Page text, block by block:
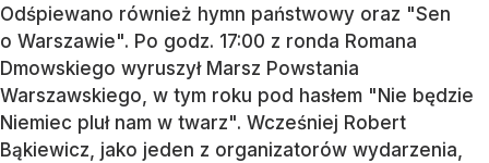
Odśpiewano również hymn państwowy oraz "Sen
o Warszawie". Po godz. 17:00 z ronda Romana
Dmowskiego wyruszył Marsz Powstania
Warszawskiego, w tym roku pod hasłem "Nie będzie
Niemiec pluł nam w twarz". Wcześniej Robert
Bąkiewicz, jako jeden z organizatorów wydarzenia,